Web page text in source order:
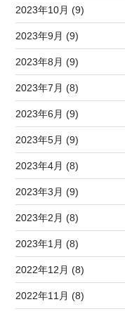
2023年10月 (9)
2023年9月 (9)
2023年8月 (9)
2023年7月 (8)
2023年6月 (9)
2023年5月 (9)
2023年4月 (8)
2023年3月 (9)
2023年2月 (8)
2023年1月 (8)
2022年12月 (8)
2022年11月 (8)